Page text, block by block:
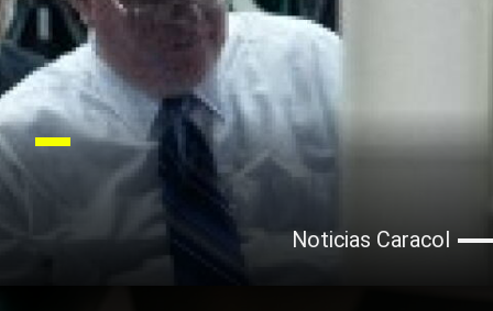
Noticias Caracol